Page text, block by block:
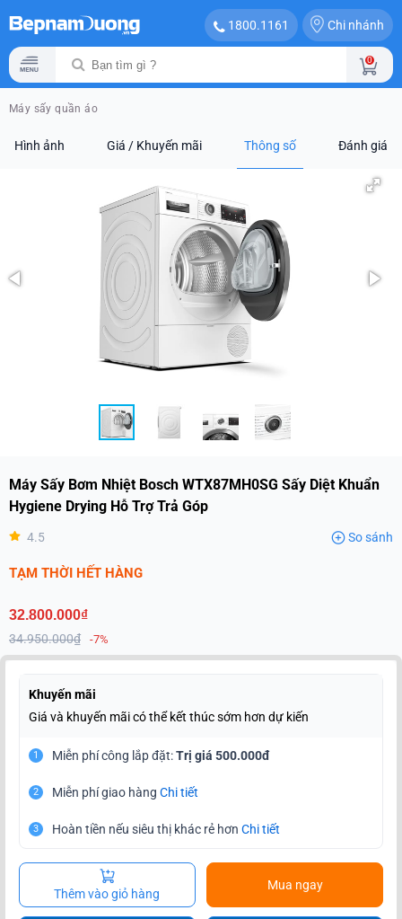
1800.1161 Chi nhánh
0
Máy sấy quần áo
Hình ảnh Giá / Khuyến mãi Thông số Đánh giá
Máy Sấy Bơm Nhiệt Bosch WTX87MH0SG Sấy Diệt Khuẩn
Hygiene Drying Hỗ Trợ Trả Góp
4.5 So sánh
TẠM THỜI HẾT HÀNG
32.800.000₫
34.950.000₫ -7%
Khuyến mãi
Giá và khuyến mãi có thể kết thúc sớm hơn dự kiến
1 Miễn phí công lắp đặt:Trị giá 500.000đ
2 Miễn phí giao hàng Chi tiết
3 Hoàn tiền nếu siêu thị khác rẻ hơn Chi tiết
Thêm vào giỏ hàng
Mua ngay